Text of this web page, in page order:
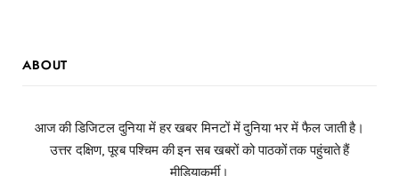
ABOUT
आज की डिजिटल दुनिया में हर खबर मिनटों में दुनिया भर में फैल जाती है।
उत्तर दक्षिण, पूरब पश्चिम की इन सब खबरों को पाठकों तक पहुंचाते हैं
मीडियाकर्मी।